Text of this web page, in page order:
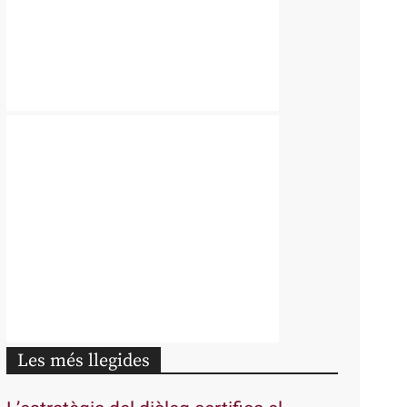
Les més llegides